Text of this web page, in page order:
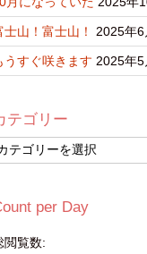
士山！富士山！ 2025年6
うすぐ咲きます 2025年5
テゴリー
per Day
閲覧数: